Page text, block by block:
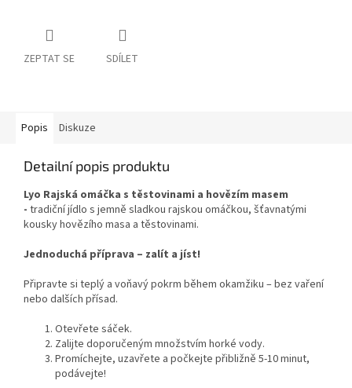
ZEPTAT SE SDÍLET
Popis Diskuze
Detailní popis produktu
Lyo Rajská omáčka s těstovinami a hovězím masem
- tradiční jídlo s jemně sladkou rajskou omáčkou, šťavnatými
kousky hovězího masa a těstovinami.
Jednoduchá příprava – zalít a jíst!
Připravte si teplý a voňavý pokrm během okamžiku – bez vaření
nebo dalších přísad.
Otevřete sáček.
Zalijte doporučeným množstvím horké vody.
Promíchejte, uzavřete a počkejte přibližně 5-10 minut,
podávejte!